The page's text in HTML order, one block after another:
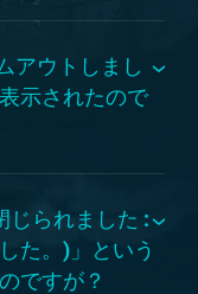
アウトしまし
示されたので
じられました :
た。)」という
ですが？